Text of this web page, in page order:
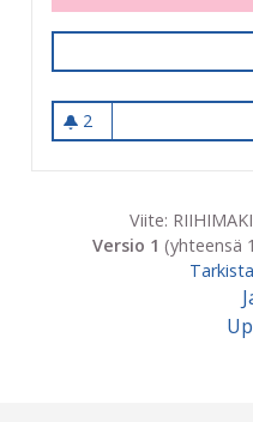
2
2 seuraajaa
Viite:
Versio 1 (yhteensä